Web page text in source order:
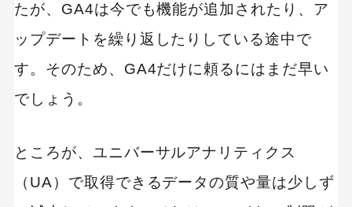
たが、GA4は今でも機能が追加されたり、ア
ップデートを繰り返したりしている途中で
す。そのため、GA4だけに頼るにはまだ早い
でしょう。
ところが、ユニバーサルアナリティクス
（UA）で取得できるデータの質や量は少しず